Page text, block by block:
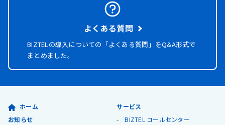
よくある質問
BIZTELの導入についての「よくある質問」をQ&A形式で
まとめました。
ホーム
お知らせ
サービス
BIZTEL コールセンター